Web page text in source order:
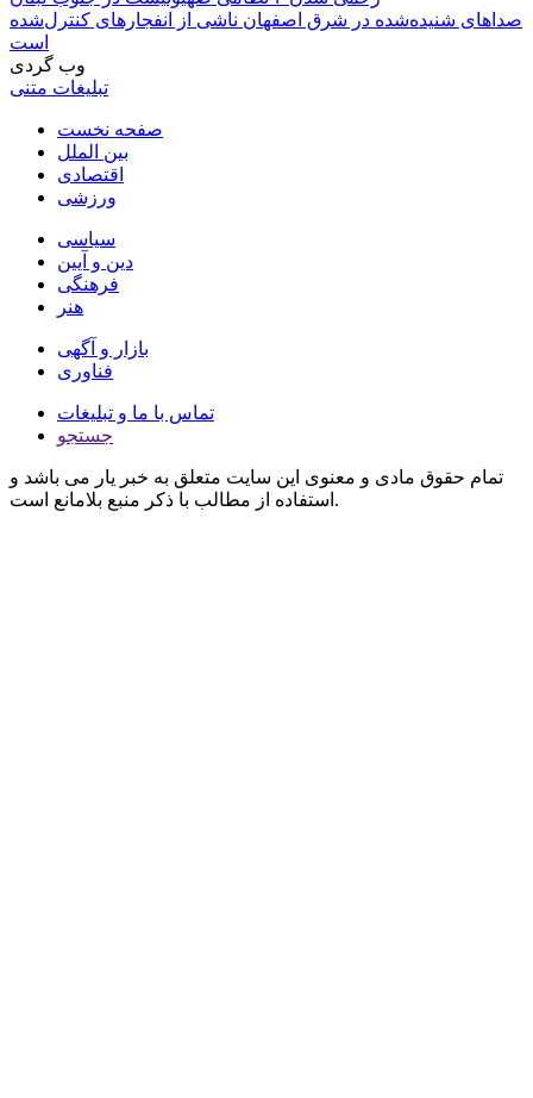
صداهای شنیده‌شده در شرق اصفهان ناشی از انفجارهای کنترل‌شده
است
وب گردی
تبلیغات متنی
صفحه نخست
بین الملل
اقتصادی
ورزشی
سیاسی
دین و آیین
فرهنگی
هنر
بازار و آگهی
فناوری
تماس با ما و تبلیغات
جستجو
تمام حقوق مادی و معنوی این سایت متعلق به خبر یار می باشد و
استفاده از مطالب با ذکر منبع بلامانع است.